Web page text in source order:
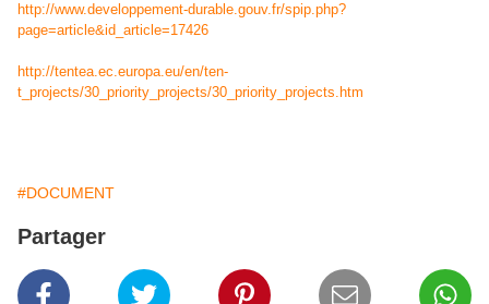
http://www.developpement-durable.gouv.fr/spip.php?
page=article&id_article=17426
http://tentea.ec.europa.eu/en/ten-
t_projects/30_priority_projects/30_priority_projects.htm
#DOCUMENT
Partager